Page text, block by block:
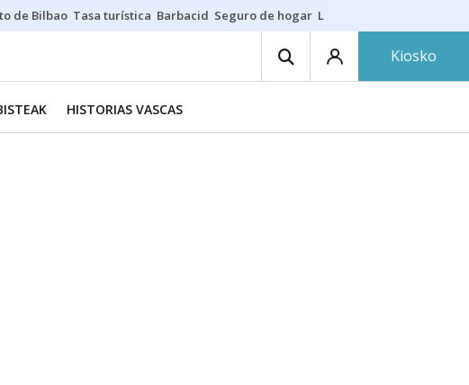
de Bilbao Tasa turística Barbacid Seguro de hogar Lío Athletic-Osasuna
Kiosko
HISTORIAS VASCAS